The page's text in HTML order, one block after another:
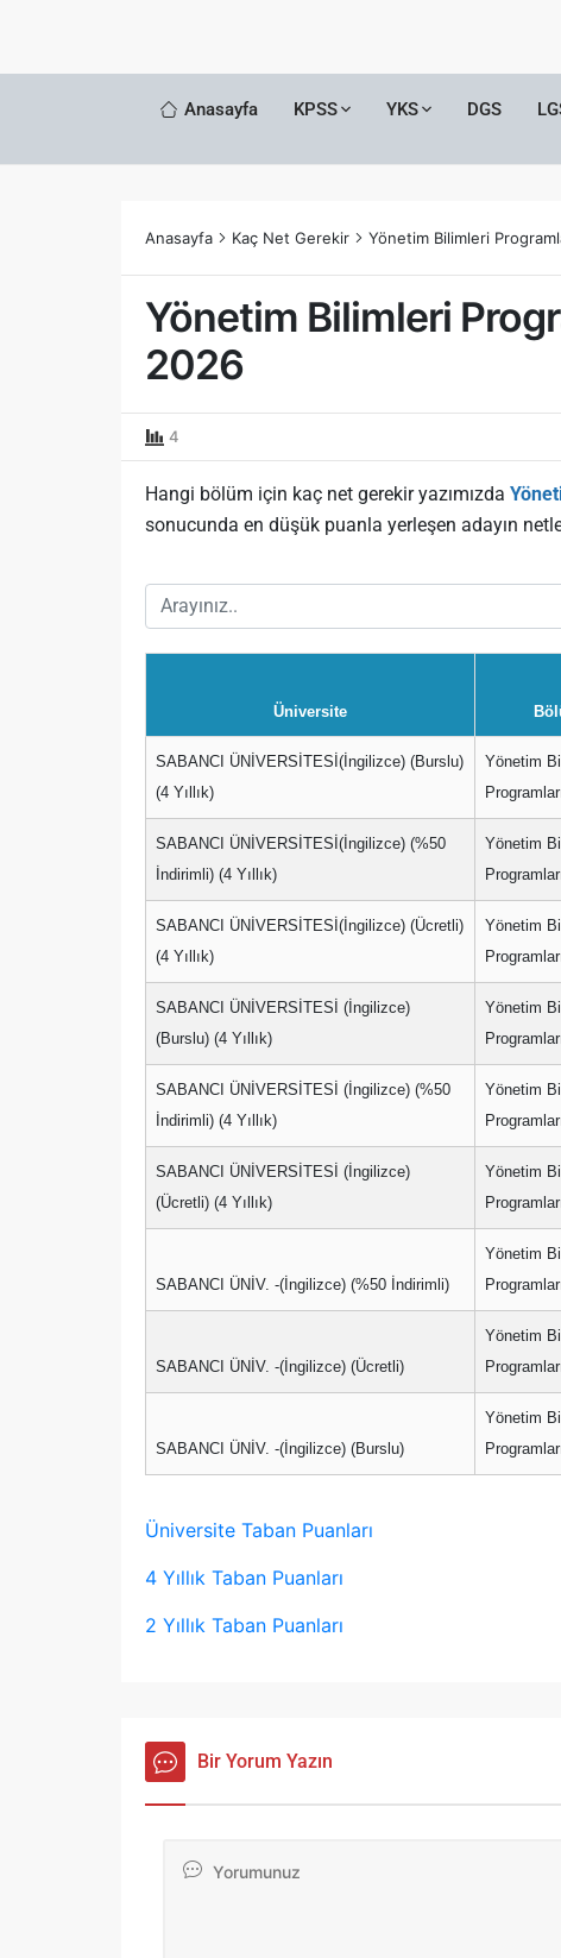
Anasayfa KPSS YKS DGS
Anasayfa Kaç Net Gerekir Yönetim Bilimleri
Yönetim Bilimleri
2026
4
Hangi bölüm için kaç net gerekir yazımızda
sonucunda en düşük puanla yerleşen adayın
Üniversite
SABANCI ÜNİVERSİTESİ(İngilizce) (Burslu)
(4 Yıllık)
Yönetim
SABANCI ÜNİVERSİTESİ(İngilizce) (%50
İndirimli) (4 Yıllık)
Yönetim
SABANCI ÜNİVERSİTESİ(İngilizce) (Ücretli)
(4 Yıllık)
Yönetim
SABANCI ÜNİVERSİTESİ (İngilizce)
(Burslu) (4 Yıllık)
Yönetim
SABANCI ÜNİVERSİTESİ (İngilizce) (%50
İndirimli) (4 Yıllık)
Yönetim
SABANCI ÜNİVERSİTESİ (İngilizce)
(Ücretli) (4 Yıllık)
Yönetim
SABANCI ÜNİV. -(İngilizce) (%50 İndirimli)
Yönetim
SABANCI ÜNİV. -(İngilizce) (Ücretli)
Yönetim
SABANCI ÜNİV. -(İngilizce) (Burslu)
Yönetim
Üniversite Taban Puanları
4 Yıllık Taban Puanları
2 Yıllık Taban Puanları
Bir Yorum Yazın